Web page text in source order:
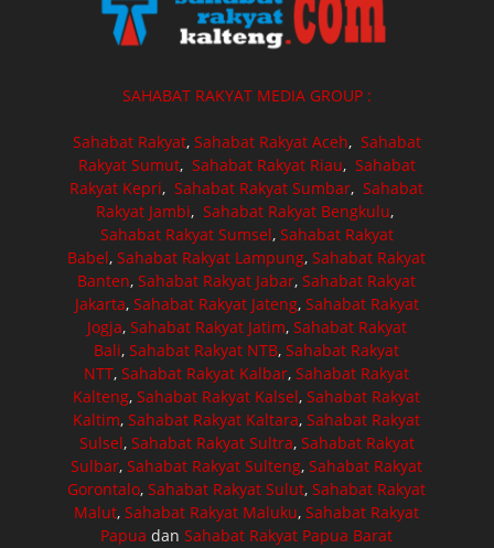
SAHABAT RAKYAT MEDIA GROUP :
Sahabat Rakyat, Sahabat Rakyat Aceh, Sahabat
Rakyat Sumut, Sahabat Rakyat Riau, Sahabat
Rakyat Kepri,Sahabat Rakyat Sumbar,Sahabat
Rakyat Jambi, Sahabat Rakyat Bengkulu,
Sahabat Rakyat Sumsel, Sahabat Rakyat
Babel,Sahabat Rakyat Lampung,Sahabat Rakyat
Banten,Sahabat Rakyat Jabar,Sahabat Rakyat
Jakarta, Sahabat Rakyat Jateng, Sahabat Rakyat
Jogja, Sahabat Rakyat Jatim, Sahabat Rakyat
Bali,Sahabat Rakyat NTB,Sahabat Rakyat
NTT,Sahabat Rakyat Kalbar,Sahabat Rakyat
Kalteng,Sahabat Rakyat Kalsel,Sahabat Rakyat
Kaltim,Sahabat Rakyat Kaltara,Sahabat Rakyat
Sulsel, Sahabat Rakyat Sultra, Sahabat Rakyat
Sulbar,Sahabat Rakyat Sulteng,Sahabat Rakyat
Gorontalo,Sahabat Rakyat Sulut,Sahabat Rakyat
Malut,Sahabat Rakyat Maluku,Sahabat Rakyat
Papua danSahabat Rakyat Papua Barat